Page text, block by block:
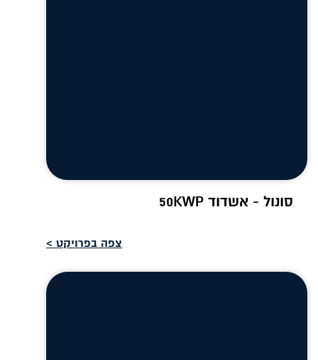
סונול - אשדוד 50KWP
צפה בפרויקט >